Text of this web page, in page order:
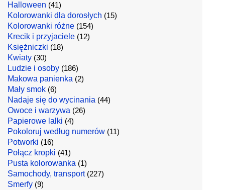
Halloween (41)
Kolorowanki dla dorosłych (15)
Kolorowanki różne (154)
Krecik i przyjaciele (12)
Księżniczki (18)
Kwiaty (30)
Ludzie i osoby (186)
Makowa panienka (2)
Mały smok (6)
Nadaje się do wycinania (44)
Owoce i warzywa (26)
Papierowe lalki (4)
Pokoloruj według numerów (11)
Potworki (16)
Połącz kropki (41)
Pusta kolorowanka (1)
Samochody, transport(227)
Smerfy (9)